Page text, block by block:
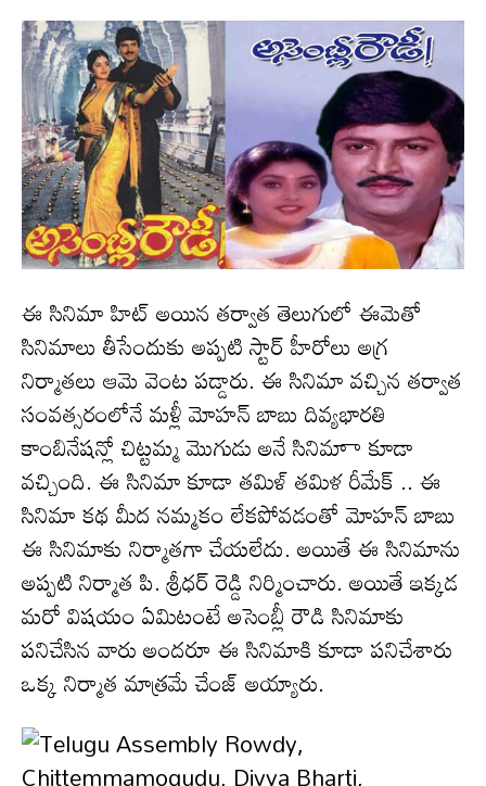
ఈ సినిమా హిట్‌ అయిన తర్వాత తెలుగులో ఈమెతో
సినిమాలు తీసేందుకు అప్పటి స్టార్ హీరోలు అగ్ర
నిర్మాతలు ఆమె వెంట పడ్డారు. ఈ సినిమా వచ్చిన తర్వాత
సంవత్సరంలోనే మళ్లీ మోహన్ బాబు దివ్యభారతి
కాంబినేషన్లో చిట్టమ్మ మొగుడు అనే సినిమాా కూడా
వచ్చింది. ఈ సినిమా కూడా తమిళ్ తమిళ రీమేక్ .. ఈ
సినిమా కథ మీద‌ నమ్మకం లేకపోవడంతో మోహన్‌ బాబు
ఈ సినిమాకు నిర్మాతగా చేయలేదు. అయితే ఈ సినిమాను
అప్పటి నిర్మాత పి. శ్రీధర్ రెడ్డి నిర్మించారు. అయితే ఇక్కడ
మరో విషయం ఏమిటంటే అసెంబ్లీ రౌడి సినిమాకు
పనిచేసిన వారు అందరూ ఈ సినిమాకి కూడా పనిచేశారు
ఒక్క నిర్మాత మాత్రమే చేంజ్ అయ్యారు.